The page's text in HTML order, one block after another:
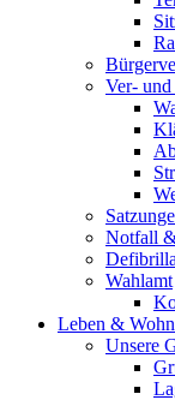
Ver-
Notfall
Wahlamt
Leben &
Unsere